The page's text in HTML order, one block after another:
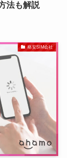
法も解説
格安SIM会社